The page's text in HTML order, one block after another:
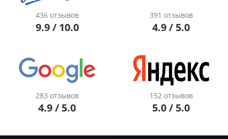
436 отзывов
9.9 / 10.0
391 отзывов
4.9 / 5.0
283 отзывов
4.9 / 5.0
152 отзывов
5.0 / 5.0